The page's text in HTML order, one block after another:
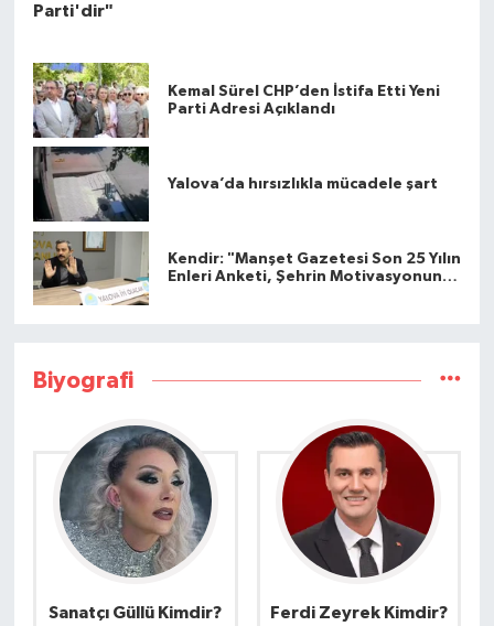
Parti'dir"
Kemal Sürel CHP’den İstifa Etti Yeni
Parti Adresi Açıklandı
Yalova’da hırsızlıkla mücadele şart
Kendir: "Manşet Gazetesi Son 25 Yılın
Enleri Anketi, Şehrin Motivasyonunu
Biyografi
Sanatçı Güllü Kimdir?
Ferdi Zeyrek Kimdir?